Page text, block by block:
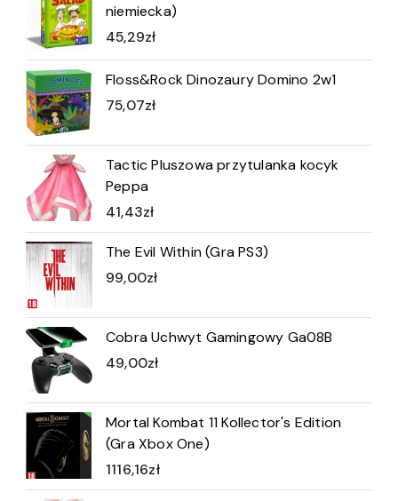
niemiecka)
45,29zł
Floss&Rock Dinozaury Domino 2w1
75,07zł
Tactic Pluszowa przytulanka kocyk
Peppa
41,43zł
The Evil Within (Gra PS3)
99,00zł
Cobra Uchwyt Gamingowy Ga08B
49,00zł
Mortal Kombat 11 Kollector's Edition
(Gra Xbox One)
1116,16zł